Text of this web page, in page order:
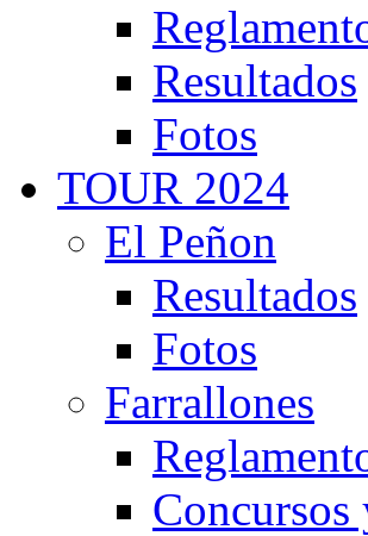
Resultados
Fotos
TOUR 2024
El Peñon
Resultados
Fotos
Farrallones
Concursos